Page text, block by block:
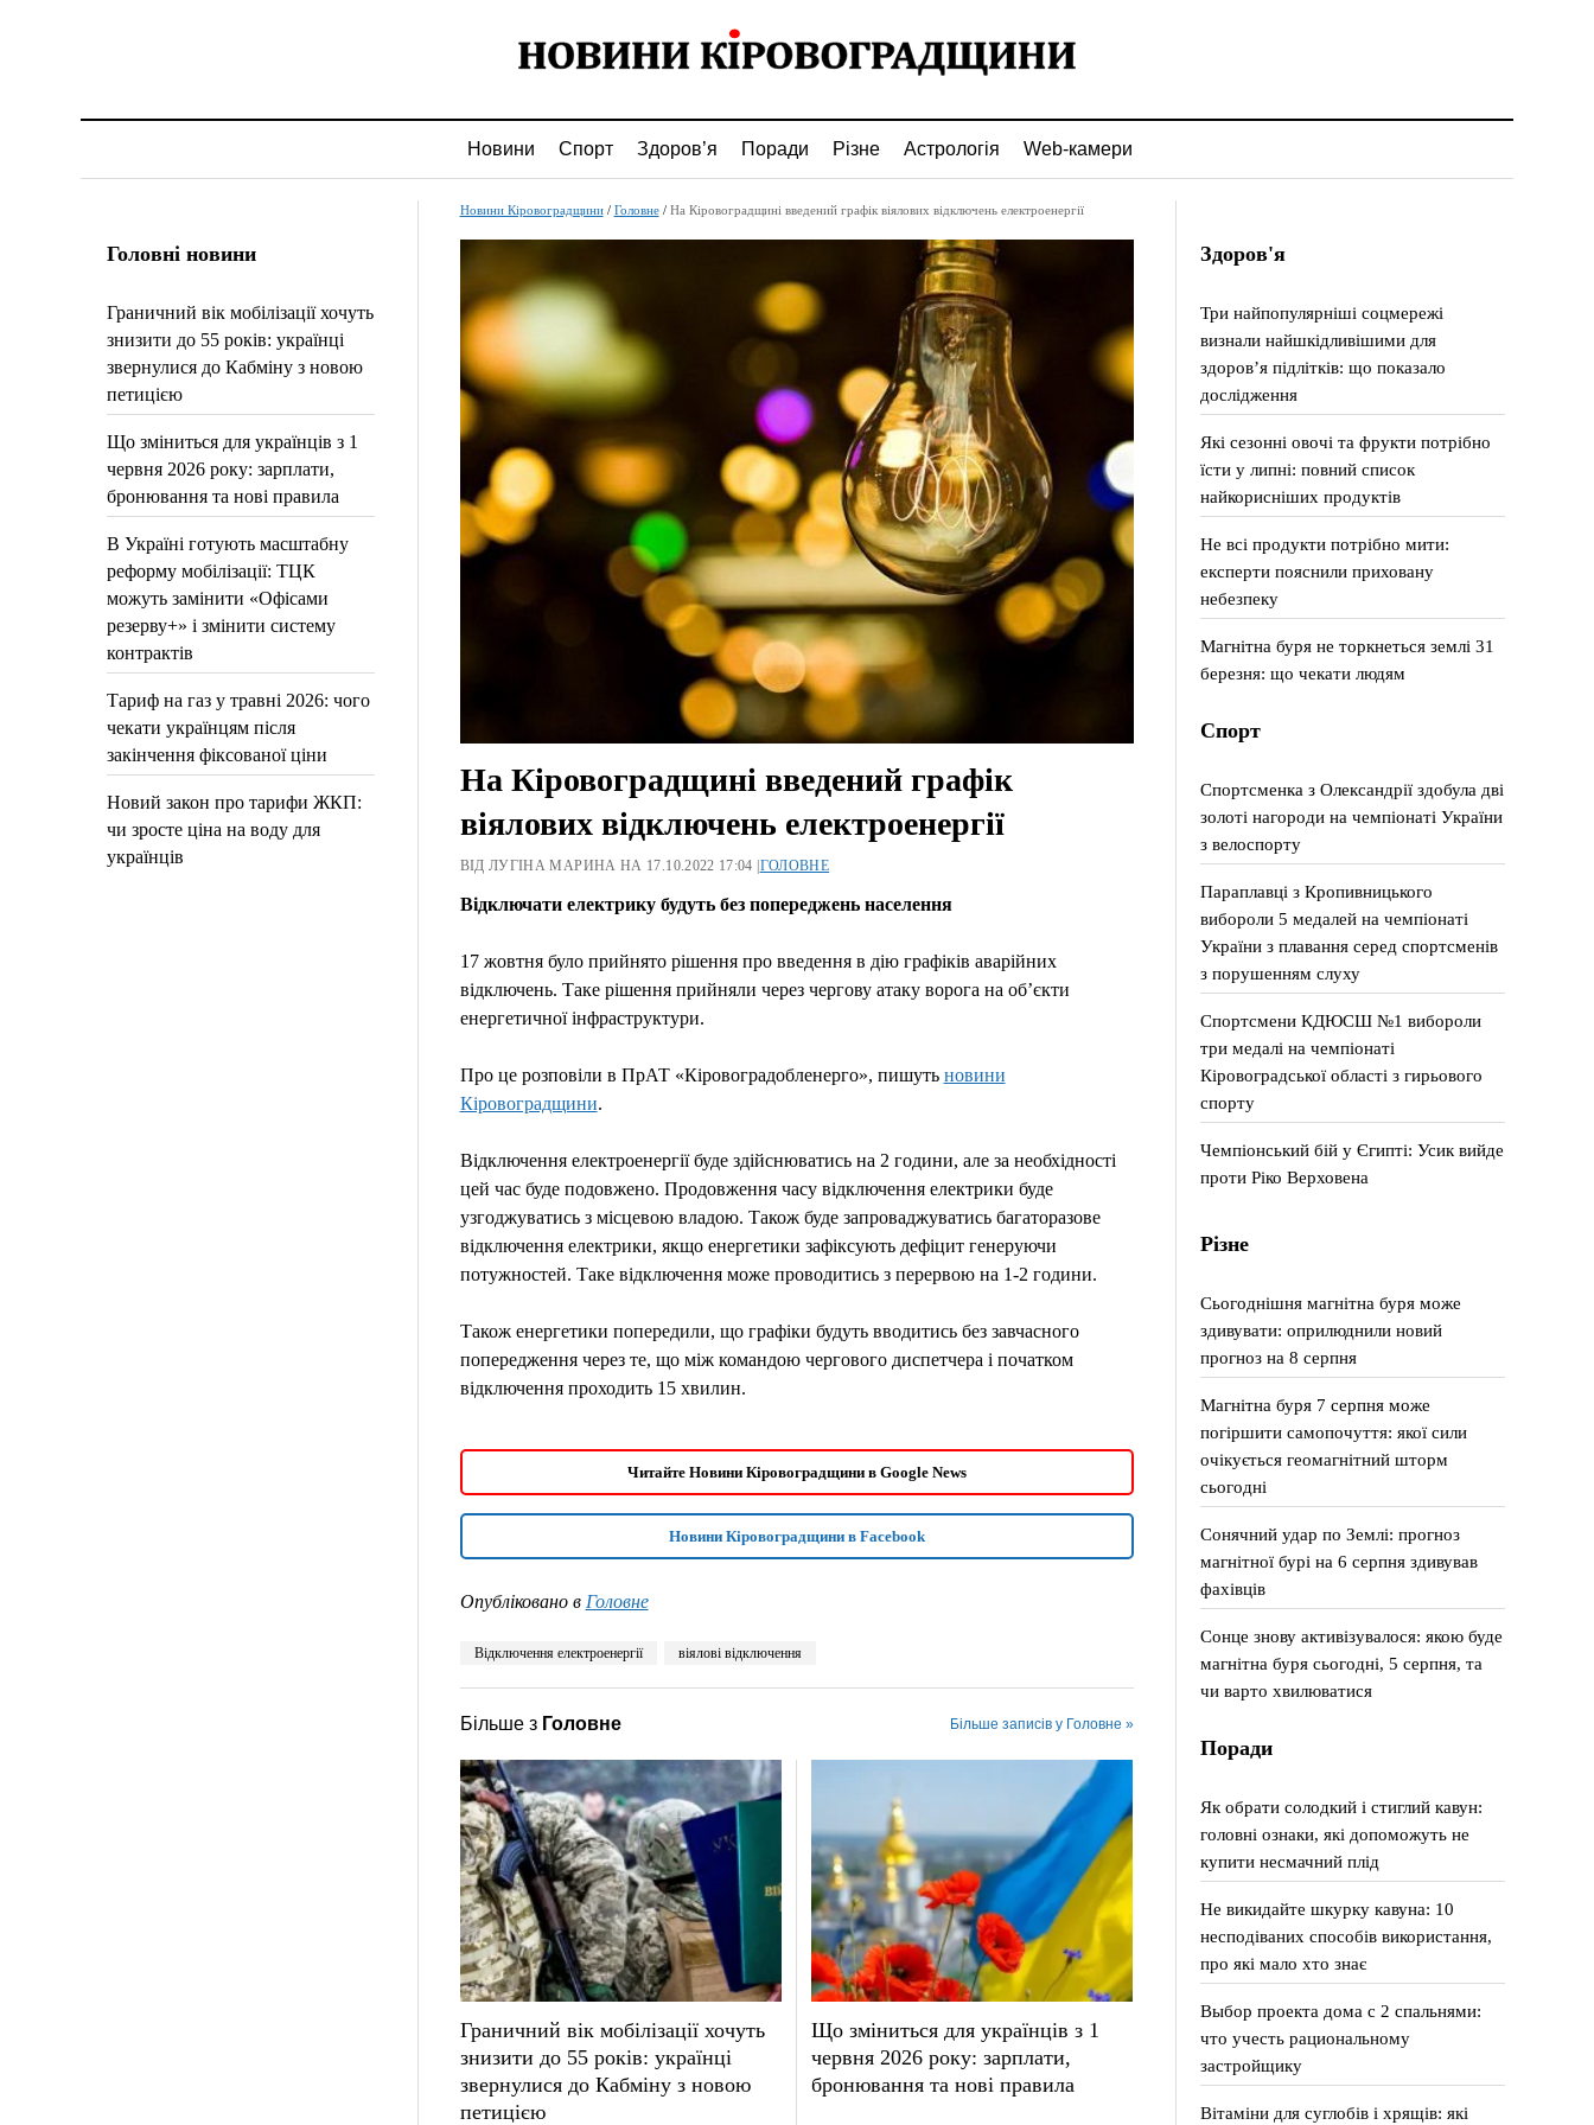
Новини Спорт Здоров’я Поради Різне Астрологія Web-камери
Головні новини
Граничний вік мобілізації хочуть
знизити до 55 років: українці
звернулися до Кабміну з новою
петицією
Що зміниться для українців з 1
червня 2026 року: зарплати,
бронювання та нові правила
В Україні готують масштабну
реформу мобілізації: ТЦК
можуть замінити «Офісами
резерву+» і змінити систему
контрактів
Тариф на газ у травні 2026: чого
чекати українцям після
закінчення фіксованої ціни
Новий закон про тарифи ЖКП:
чи зросте ціна на воду для
українців
Новини Кіровоградщини/ Головне/ На Кіровоградщині введений графік віялових відключень електроенергії
На Кіровоградщині введений графік
віялових відключень електроенергії
ВІД ЛУГІНА МАРИНА НА 17.10.2022 17:04 | ГОЛОВНЕ
Відключати електрику будуть без попереджень населення
17 жовтня було прийнято рішення про введення в дію графіків аварійних
відключень. Таке рішення прийняли через чергову атаку ворога на об’єкти
енергетичної інфраструктури.
Про це розповіли в ПрАТ «Кіровоградобленерго», пишуть новини
Кіровоградщини.
Відключення електроенергії буде здійснюватись на 2 години, але за необхідності
цей час буде подовжено. Продовження часу відключення електрики буде
узгоджуватись з місцевою владою. Також буде запроваджуватись багаторазове
відключення електрики, якщо енергетики зафіксують дефіцит генеруючи
потужностей. Таке відключення може проводитись з перервою на 1-2 години.
Також енергетики попередили, що графіки будуть вводитись без завчасного
попередження через те, що між командою чергового диспетчера і початком
відключення проходить 15 хвилин.
Читайте Новини Кіровоградщини в Google News
Новини Кіровоградщини в Facebook
Опубліковано в Головне
Відключення електроенергії віялові відключення
Більше з Головне Більше записів у Головне »
Граничний вік мобілізації хочуть
знизити до 55 років: українці
звернулися до Кабміну з новою
петицією
Що зміниться для українців з 1
червня 2026 року: зарплати,
бронювання та нові правила
Здоров'я
Три найпопулярніші соцмережі
визнали найшкідливішими для
здоров’я підлітків: що показало
дослідження
Які сезонні овочі та фрукти потрібно
їсти у липні: повний список
найкорисніших продуктів
Не всі продукти потрібно мити:
експерти пояснили приховану
небезпеку
Магнітна буря не торкнеться землі 31
березня: що чекати людям
Спорт
Спортсменка з Олександрії здобула дві
золоті нагороди на чемпіонаті України
з велоспорту
Параплавці з Кропивницького
вибороли 5 медалей на чемпіонаті
України з плавання серед спортсменів
з порушенням слуху
Спортсмени КДЮСШ №1 вибороли
три медалі на чемпіонаті
Кіровоградської області з гирьового
спорту
Чемпіонський бій у Єгипті: Усик вийде
проти Ріко Верховена
Різне
Сьогоднішня магнітна буря може
здивувати: оприлюднили новий
прогноз на 8 серпня
Магнітна буря 7 серпня може
погіршити самопочуття: якої сили
очікується геомагнітний шторм
сьогодні
Сонячний удар по Землі: прогноз
магнітної бурі на 6 серпня здивував
фахівців
Сонце знову активізувалося: якою буде
магнітна буря сьогодні, 5 серпня, та
чи варто хвилюватися
Поради
Як обрати солодкий і стиглий кавун:
головні ознаки, які допоможуть не
купити несмачний плід
Не викидайте шкурку кавуна: 10
несподіваних способів використання,
про які мало хто знає
Выбор проекта дома с 2 спальнями:
что учесть рациональному
застройщику
Вітаміни для суглобів і хрящів: які